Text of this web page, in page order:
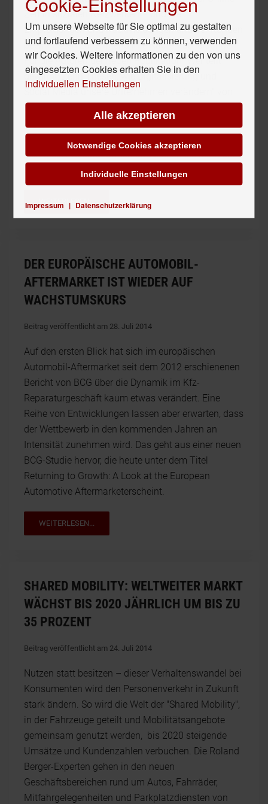
Zeit in sozialen Netzwerken – und die
Empfehlungen und Rückmeldungen anderer Kunden
beeinflussen zunehmend ihre Kaufentscheidungen.
Für die Autoren der neuen Publikation "Wer teilt
gewinnt: Zehn Thesen, wie Digitalisierung und
Social Media unsere Unternehmen verändern" von
Roland Berger Strategy Consultants und dem
Digitalization Think:Lab der Universität Münster ist
das Fazit daher eindeutig: Unternehmen müssen
sich dieser Realität öffnen und sollten sie nicht als
Bedrohung sehen.
WEITERLESEN...
DER EUROPÄISCHE AUTOMOBIL-
AFTERMARKET IST WIEDER AUF
WACHSTUMSKURS
Beitrag veröffentlicht am 28. Juli 2014
Auf den ersten Blick hat sich im europäischen
Automobil-Aftermarket seit dem 2012 erschienenen
Bericht von BCG über die Dynamik im Kfz-
Reparaturgeschäft kaum etwas verändert. Eine
Reihe von Entwicklungen lassen aber erwarten, dass
der Wettbewerb in den kommenden Jahren an
Intensität zunehmen wird. Das geht aus einer neuen
BCG-Studie hervor, die heute unter dem Titel
Returning to Growth: A Look at the European
Automotive Aftermarketerscheint.
WEITERLESEN...
SHARED MOBILITY: WELTWEITER MARKT
WÄCHST BIS 2020 JÄHRLICH UM BIS ZU
35 PROZENT
Beitrag veröffentlicht am 24. Juli 2014
Nutzen statt besitzen – dieser Verhaltenswandel bei
Konsumenten wird den Personenverkehr in Zukunft
stark ändern. So wird die Welt der "Shared Mobility",
in der Fahrzeuge geteilt und Mobilitätsangebote
gemeinsam genutzt werden, bis 2020 steigende
Umsätze und Kundenzahlen verbuchen. Die Roland
Berger-Experten gehen in den neuen
Geschäftsbereichen rund um Autos, Fahrräder,
Mitfahrgelegenheiten und Parkplatzdiensten von
Um unsere Webseite für Sie optimal zu gestalten
und fortlaufend verbessern zu können, verwenden
wir Cookies. Weitere Informationen zu den von uns
eingesetzten Cookies erhalten Sie in den
individuellen Einstellungen
Alle akzeptieren
Notwendige Cookies akzeptieren
Impressum | Datenschutzerklärung
Individuelle Einstellungen